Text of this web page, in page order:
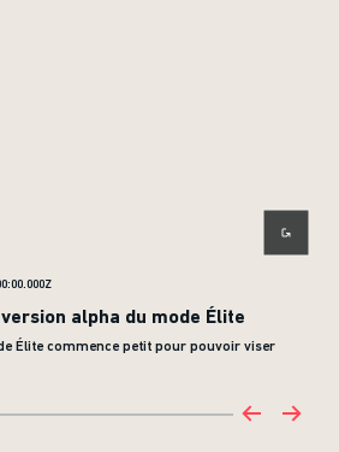
alpha du mode Élite
Élite commence petit pour pouvoir viser